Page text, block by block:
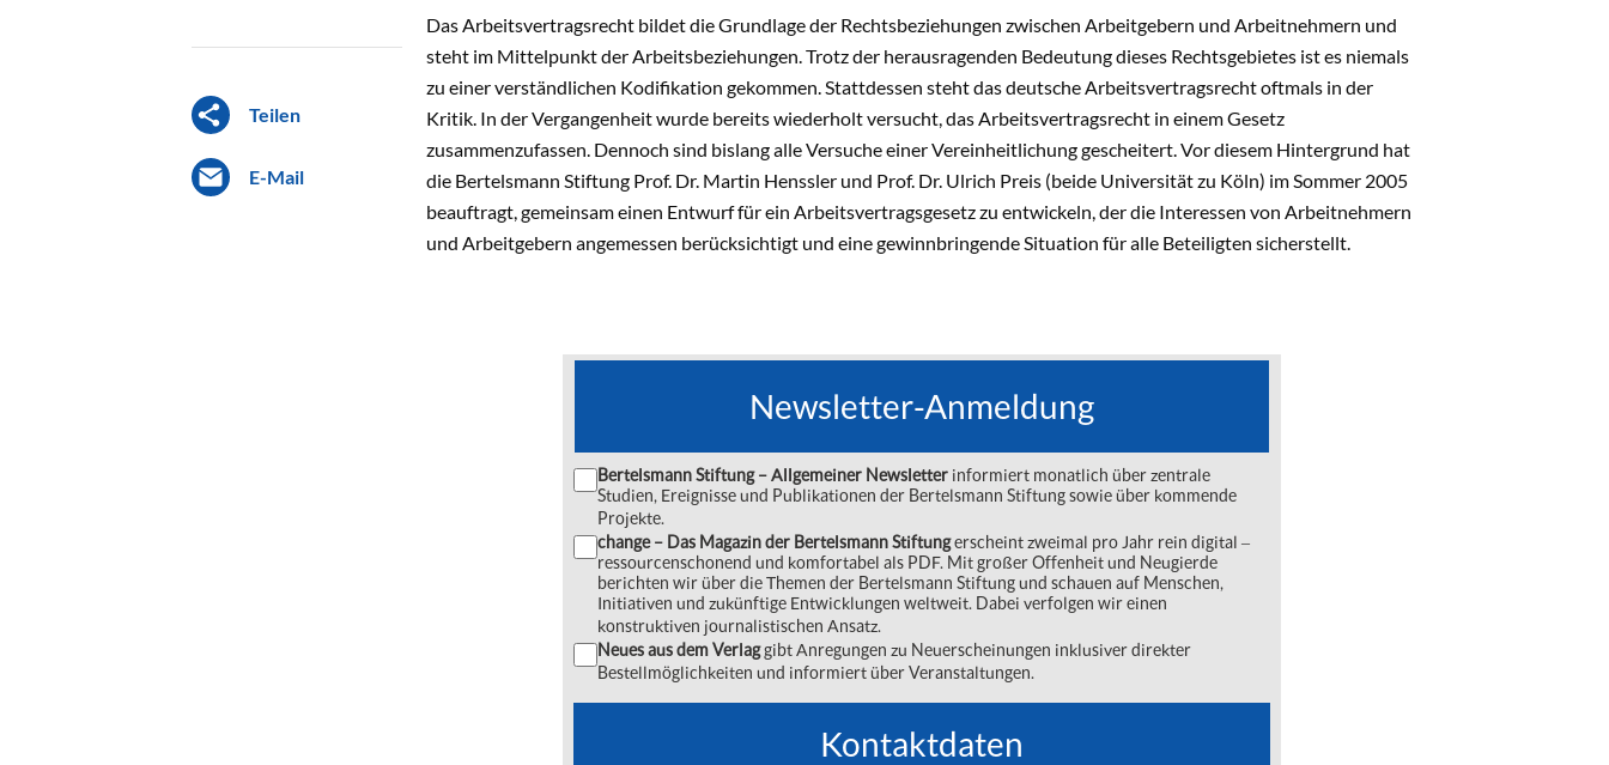
Teilen
E-Mail
Das Arbeitsvertragsrecht bildet die Grundlage der Rechtsbeziehungen zwischen Arbeitgebern und Arbeitnehmern und
steht im Mittelpunkt der Arbeitsbeziehungen. Trotz der herausragenden Bedeutung dieses Rechtsgebietes ist es niemals
zu einer verständlichen Kodifikation gekommen. Stattdessen steht das deutsche Arbeitsvertragsrecht oftmals in der
Kritik. In der Vergangenheit wurde bereits wiederholt versucht, das Arbeitsvertragsrecht in einem Gesetz
zusammenzufassen. Dennoch sind bislang alle Versuche einer Vereinheitlichung gescheitert. Vor diesem Hintergrund hat
die Bertelsmann Stiftung Prof. Dr. Martin Henssler und Prof. Dr. Ulrich Preis (beide Universität zu Köln) im Sommer 2005
beauftragt, gemeinsam einen Entwurf für ein Arbeitsvertragsgesetz zu entwickeln, der die Interessen von Arbeitnehmern
und Arbeitgebern angemessen berücksichtigt und eine gewinnbringende Situation für alle Beteiligten sicherstellt.
Newsletter-Anmeldung
Bertelsmann Stiftung – Allgemeiner Newsletter informiert monatlich über zentrale
Studien, Ereignisse und Publikationen der Bertelsmann Stiftung sowie über kommende
Projekte.
change – Das Magazin der Bertelsmann Stiftungerscheint zweimal pro Jahr rein digital ‒
ressourcenschonend und komfortabel als PDF. Mit großer Offenheit und Neugierde
berichten wir über die Themen der Bertelsmann Stiftung und schauen auf Menschen,
Initiativen und zukünftige Entwicklungen weltweit. Dabei verfolgen wir einen
konstruktiven journalistischen Ansatz.
Neues aus dem Verlaggibt Anregungen zu Neuerscheinungen inklusiver direkter
Bestellmöglichkeiten und informiert über Veranstaltungen.
Kontaktdaten